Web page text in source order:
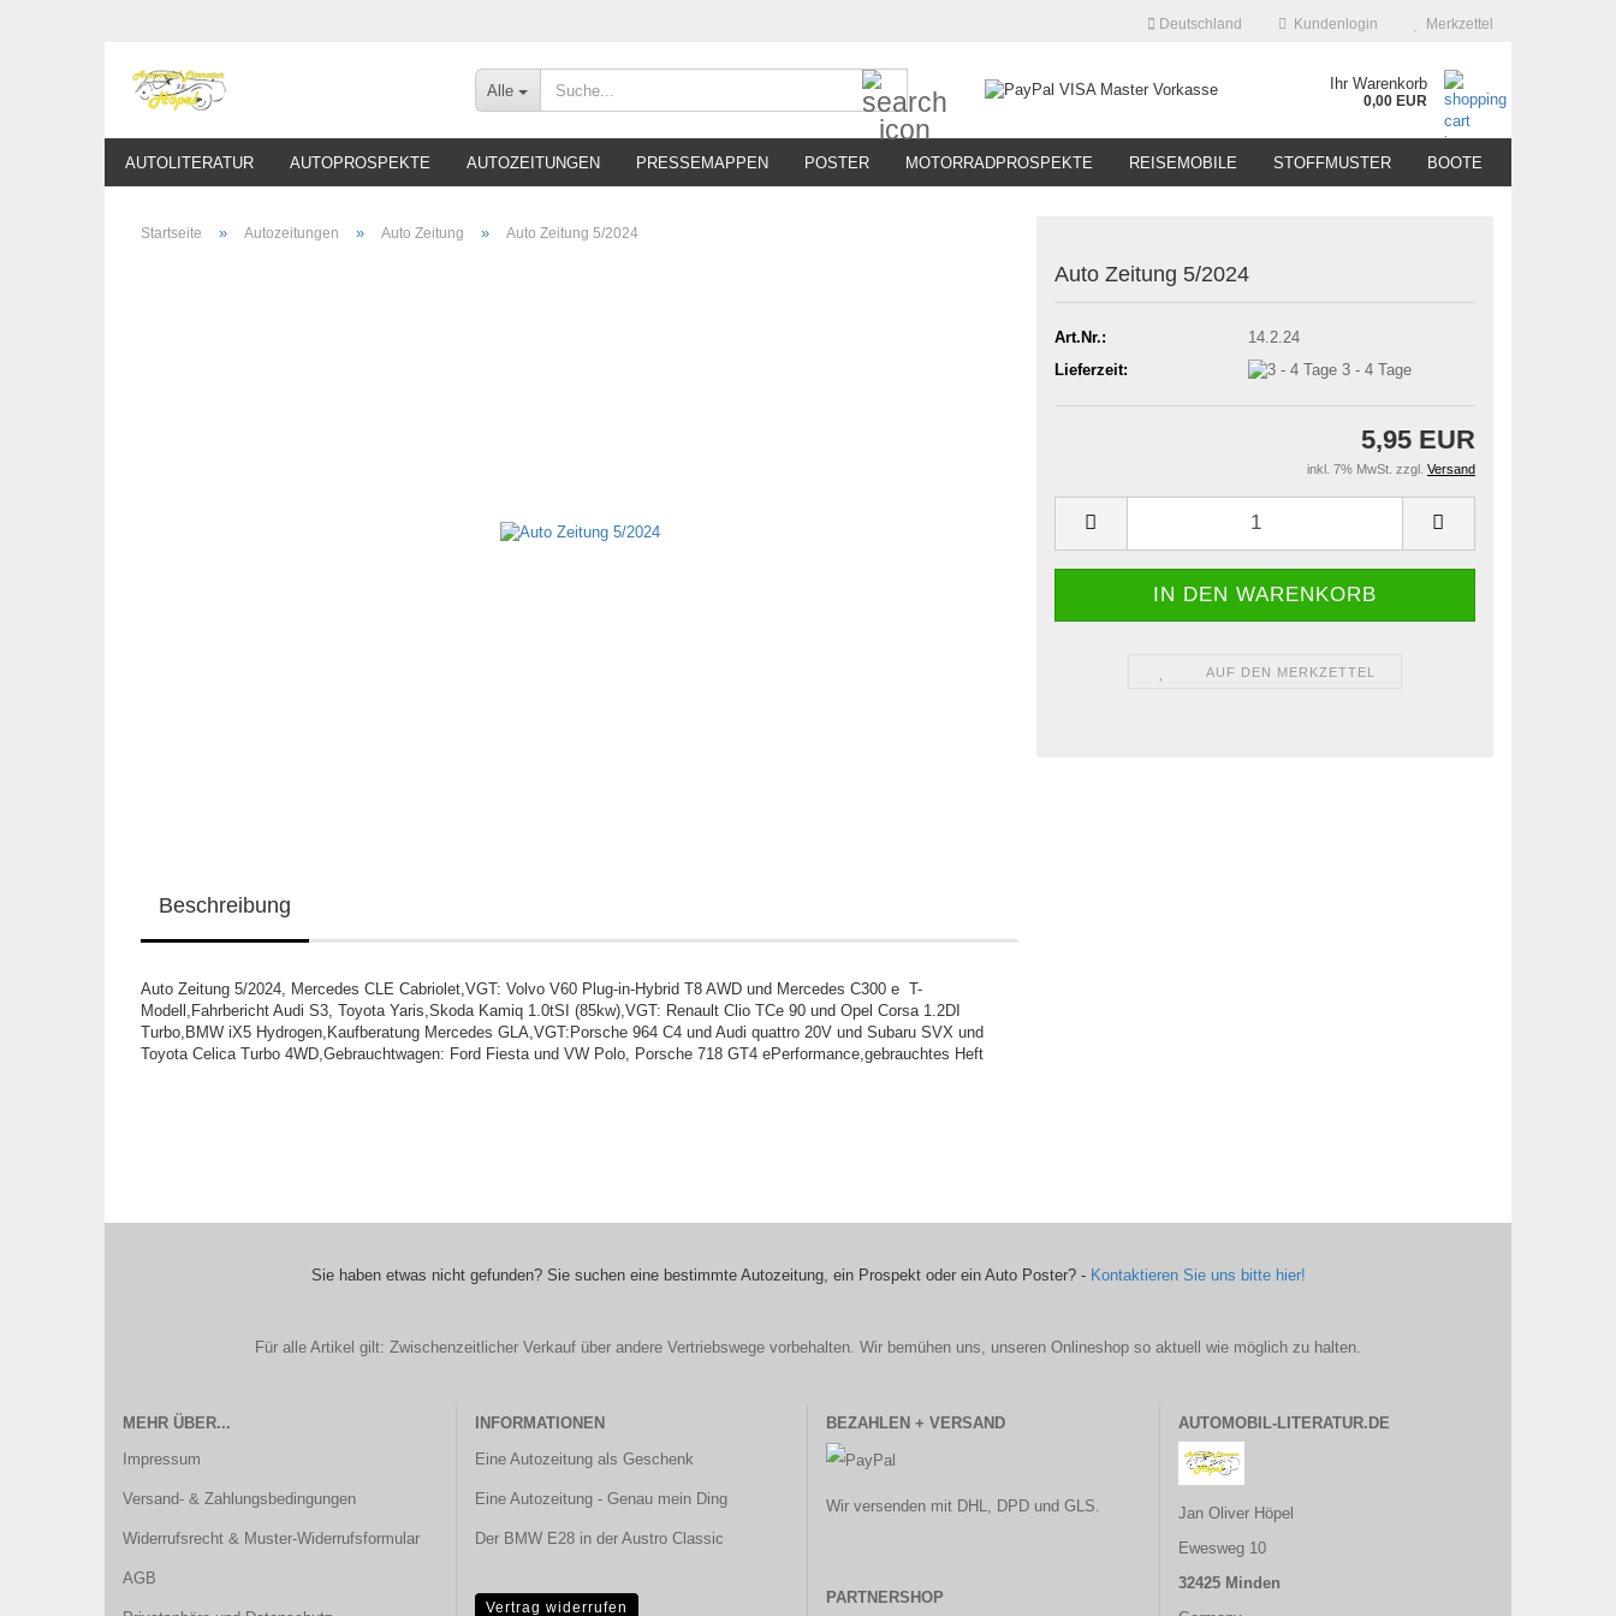
Deutschland Kundenlogin Merkzettel
Alle Ihr Warenkorb
0,00 EUR
AUTOLITERATUR AUTOPROSPEKTE AUTOZEITUNGEN PRESSEMAPPEN POSTER MOTORRADPROSPEKTE REISEMOBILE STOFFMUSTER BOOTE
Startseite » Autozeitungen » Auto Zeitung » Auto Zeitung 5/2024
Auto Zeitung 5/2024
Art.Nr.:
14.2.24
Lieferzeit:
3 - 4 Tage
5,95 EUR
inkl. 7% MwSt. zzgl. Versand
AUF DEN MERKZETTEL
Beschreibung
Auto Zeitung 5/2024, Mercedes CLE Cabriolet,VGT: Volvo V60 Plug-in-Hybrid T8 AWD und Mercedes C300 e T-
Modell,Fahrbericht Audi S3, Toyota Yaris,Skoda Kamiq 1.0tSI (85kw),VGT: Renault Clio TCe 90 und Opel Corsa 1.2DI
Turbo,BMW iX5 Hydrogen,Kaufberatung Mercedes GLA,VGT:Porsche 964 C4 und Audi quattro 20V und Subaru SVX und
Toyota Celica Turbo 4WD,Gebrauchtwagen: Ford Fiesta und VW Polo, Porsche 718 GT4 ePerformance,gebrauchtes Heft
Sie haben etwas nicht gefunden? Sie suchen eine bestimmte Autozeitung, ein Prospekt oder ein Auto Poster? - Kontaktieren Sie uns bitte hier!
Für alle Artikel gilt: Zwischenzeitlicher Verkauf über andere Vertriebswege vorbehalten. Wir bemühen uns, unseren Onlineshop so aktuell wie möglich zu halten.
MEHR ÜBER...
Impressum
Versand- & Zahlungsbedingungen
Widerrufsrecht & Muster-Widerrufsformular
AGB
INFORMATIONEN
Eine Autozeitung als Geschenk
Eine Autozeitung - Genau mein Ding
Der BMW E28 in der Austro Classic
Vertrag widerrufen
BEZAHLEN + VERSAND
Wir versenden mit DHL, DPD und GLS.
PARTNERSHOP
AUTOMOBIL-LITERATUR.DE
Jan Oliver Höpel
Ewesweg 10
32425 Minden